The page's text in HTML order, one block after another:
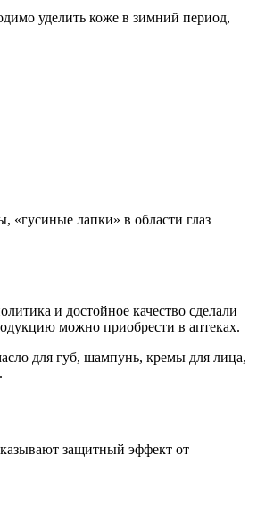
уделить коже в зимний период,
«гусиные лапки» в области глаз
и достойное качество сделали
можно приобрести в аптеках.
для губ, шампунь, кремы для лица,
защитный эффект от